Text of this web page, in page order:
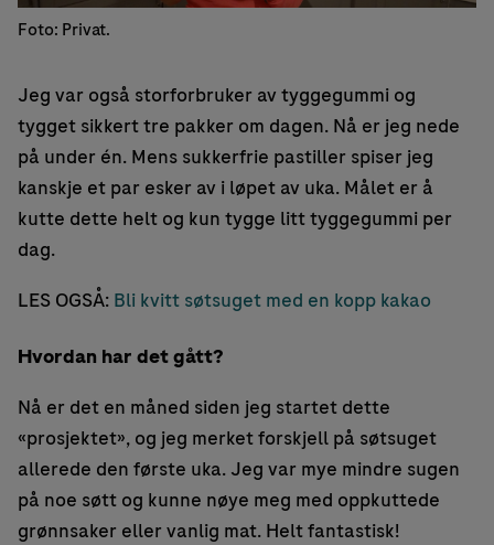
Foto: Privat.
Jeg var også storforbruker av tyggegummi og
tygget sikkert tre pakker om dagen. Nå er jeg nede
på under én. Mens sukkerfrie pastiller spiser jeg
kanskje et par esker av i løpet av uka. Målet er å
kutte dette helt og kun tygge litt tyggegummi per
dag.
LES OGSÅ: Bli kvitt søtsuget med en kopp kakao
Hvordan har det gått?
Nå er det en måned siden jeg startet dette
«prosjektet», og jeg merket forskjell på søtsuget
allerede den første uka. Jeg var mye mindre sugen
på noe søtt og kunne nøye meg med oppkuttede
grønnsaker eller vanlig mat. Helt fantastisk!